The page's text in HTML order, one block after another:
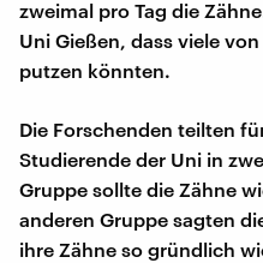
zweimal pro Tag die
Uni Gießen, dass viele
putzen könnten.
Die Forschenden teilten
Studierende der Uni in
Gruppe sollte die Zähne
anderen Gruppe sagten
ihre Zähne so gründlich